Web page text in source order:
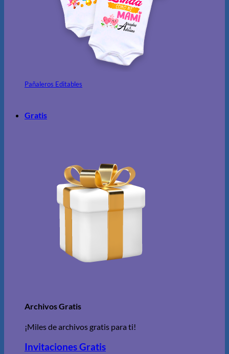
Pañaleros Editables
Gratis
Archivos Gratis
¡Miles de archivos gratis para ti!
Invitaciones Gratis